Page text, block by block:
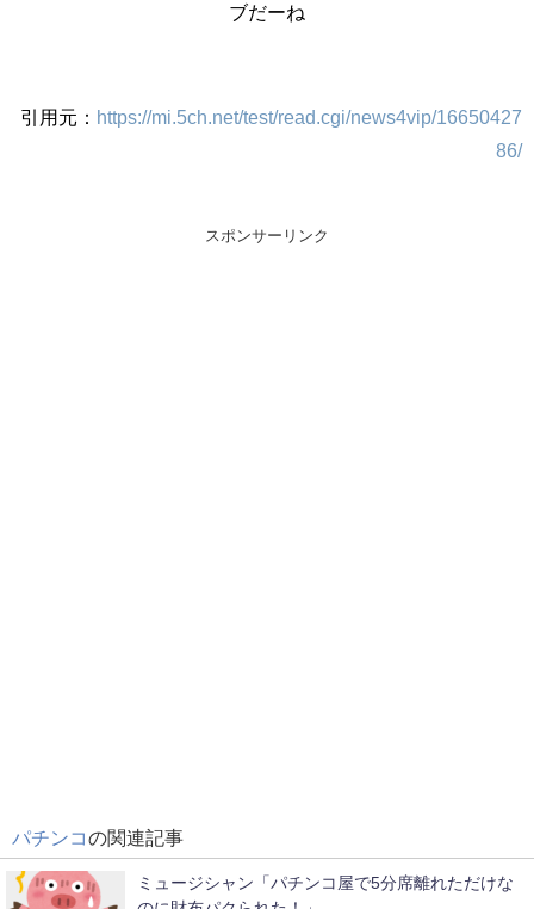
ブだーね
引用元： https://mi.5ch.net/test/read.cgi/news4vip/16650427
86/
スポンサーリンク
パチンコの関連記事
ミュージシャン「パチンコ屋で5分席離れただけな